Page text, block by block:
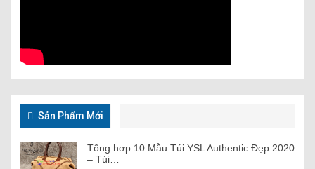
Sản Phẩm Mới
Tổng hơp 10 Mẫu Túi YSL Authentic Đẹp 2020
– Túi…